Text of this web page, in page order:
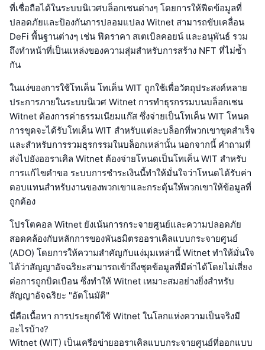
ที่เชื่อถือได้ในระบบนิเวศบล็อกเชนต่างๆ โดยการให้ฟีดข้อมูลที่
ปลอดภัยและป้องกันการปลอมแปลง Witnet สามารถขับเคลื่อน
DeFi พื้นฐานต่างๆ เช่น ฟีดราคา สเตเบิลคอยน์ และอนุพันธ์ รวม
ถึงทำหน้าที่เป็นแหล่งของความสุ่มสำหรับการสร้าง NFT ที่ไม่ซ้ำ
กัน
ในแง่ของการใช้โทเค็น โทเค็น WIT ถูกใช้เพื่อวัตถุประสงค์หลาย
ประการภายในระบบนิเวศ Witnet การทำธุรกรรมบนบล็อกเชน
Witnet ต้องการค่าธรรมเนียมแก๊ส ซึ่งจ่ายเป็นโทเค็น WIT โหนด
การขุดจะได้รับโทเค็น WIT สำหรับแต่ละบล็อกที่พวกเขาขุดสำเร็จ
และสำหรับการรวมธุรกรรมในบล็อกเหล่านั้น นอกจากนี้ คำถามที่
ส่งไปยังออราเคิล Witnet ต้องจ่ายโหนดเป็นโทเค็น WIT สำหรับ
การแก้ไขคำขอ ระบบการชำระเงินนี้ทำให้มั่นใจว่าโหนดได้รับค่า
ตอบแทนสำหรับงานของพวกเขาและกระตุ้นให้พวกเขาให้ข้อมูลที่
ถูกต้อง
โปรโตคอล Witnet ยังเน้นการกระจายศูนย์และความปลอดภัย
สอดคล้องกับหลักการของพันธมิตรออราเคิลแบบกระจายศูนย์
(ADO) โดยการให้ความสำคัญกับแง่มุมเหล่านี้ Witnet ทำให้มั่นใจ
ได้ว่าสัญญาอัจฉริยะสามารถเข้าถึงชุดข้อมูลที่มีค่าได้โดยไม่เสี่ยง
ต่อการถูกบิดเบือน ซึ่งทำให้ Witnet เหมาะสมอย่างยิ่งสำหรับ
สัญญาอัจฉริยะ "อัตโนมัติ"
นี่คือเนื้อหา การประยุกต์ใช้ Witnet ในโลกแห่งความเป็นจริงมี
อะไรบ้าง?
Witnet (WIT) เป็นเครือข่ายออราเคิลแบบกระจายศูนย์ที่ออกแบบ